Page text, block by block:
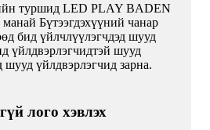
туршид LED PLAY BADEN
Бүтээгдэхүүний чанар
бид үйлчлүүлэгчдэд шууд
үйлдвэрлэгчидтэй шууд
шууд үйлдвэрлэгчид зарна.
лого хэвлэх